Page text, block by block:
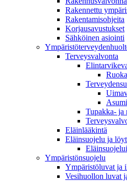
Rakennettu
Rakentamisohjeita
Korjausavustukset
Sähköinen asiointi
Terveysvalvonta
Tupakka- ja
Eläinlääkintä
Eläinsuojelu ja
Ympäristönsuojelu
Ympäristöluvat ja
Vesihuollon luvat